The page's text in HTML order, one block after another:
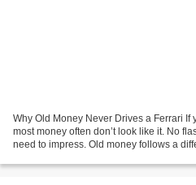
Why Old Money Never Drives a Ferrari If
most money often don’t look like it. No
need to impress. Old money follows a